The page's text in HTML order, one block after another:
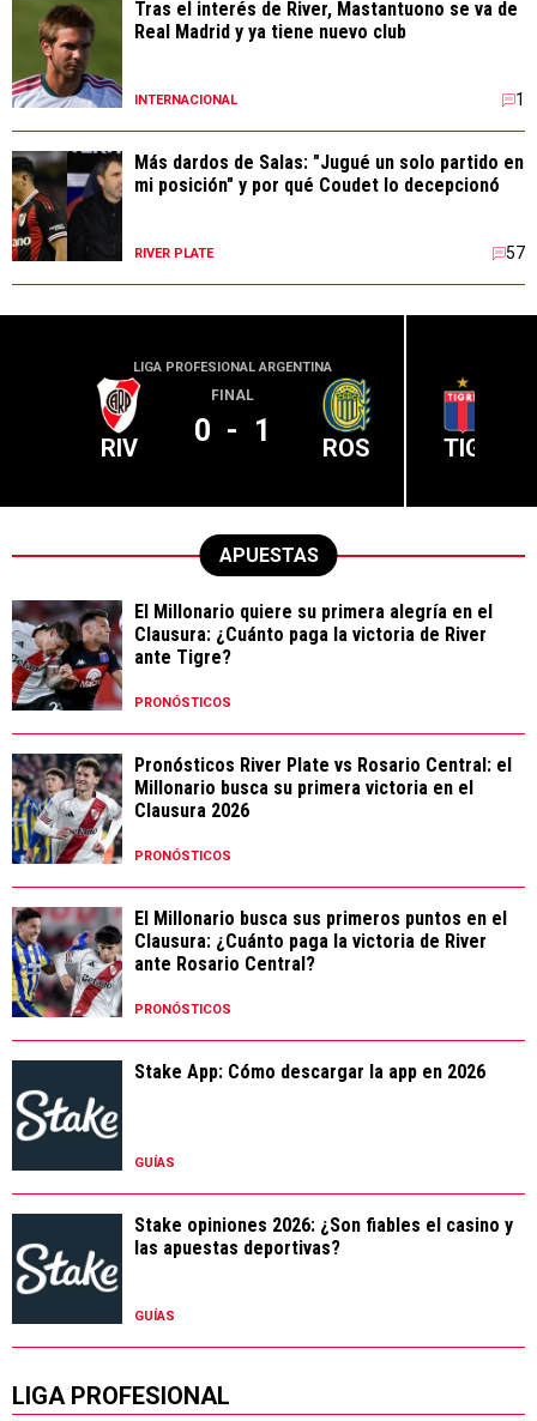
Tras el interés de River, Mastantuono se va de
Real Madrid y ya tiene nuevo club
INTERNACIONAL 1
Más dardos de Salas: "Jugué un solo partido en
mi posición" y por qué Coudet lo decepcionó
RIVER PLATE 57
LIGA PROFESIONAL ARGENTINA
RIV
FINAL
0 - 1 ROS TIG
APUESTAS
El Millonario quiere su primera alegría en el
Clausura: ¿Cuánto paga la victoria de River
ante Tigre?
PRONÓSTICOS
Pronósticos River Plate vs Rosario Central: el
Millonario busca su primera victoria en el
Clausura 2026
PRONÓSTICOS
El Millonario busca sus primeros puntos en el
Clausura: ¿Cuánto paga la victoria de River
ante Rosario Central?
PRONÓSTICOS
Stake App: Cómo descargar la app en 2026
GUÍAS
Stake opiniones 2026: ¿Son fiables el casino y
las apuestas deportivas?
GUÍAS
LIGA PROFESIONAL